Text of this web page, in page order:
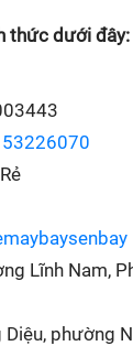
thức dưới đây:
Lĩnh Nam,
phường